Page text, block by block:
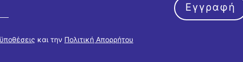
και την Πολιτική Απορρήτου
Εγγραφή